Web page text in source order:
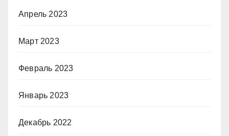
Апрель 2023
Март 2023
Февраль 2023
Январь 2023
Декабрь 2022